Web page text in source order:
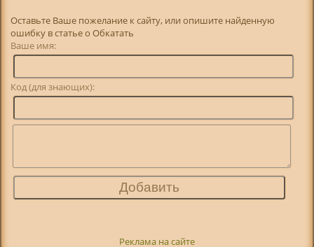
Оставьте Ваше пожелание к сайту, или опишите найденную
ошибку в статье о Обкатать
Ваше имя:
Код (для знающих):
Реклама на сайте